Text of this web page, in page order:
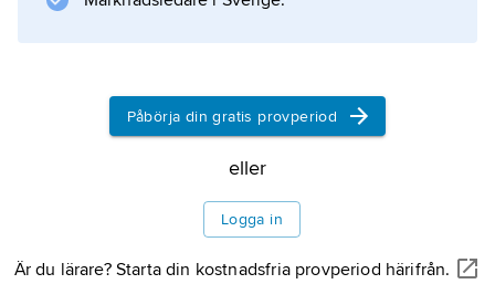
Påbörja din gratis provperiod
eller
Logga in
Är du lärare? Starta din kostnadsfria provperiod härifrån.